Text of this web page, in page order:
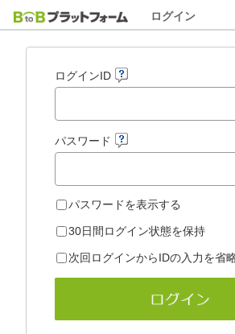
ログイン
ログインID
パスワード
パスワードを表示する
30日間ログイン状態を保持
次回ログインからIDの入力を省